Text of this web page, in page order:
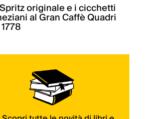
originale e i cicchetti
al Gran Caffè Quadri